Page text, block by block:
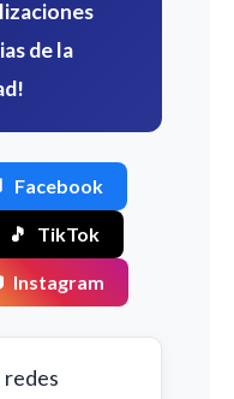
de la
Facebook
🎵 TikTok
Instagram
redes